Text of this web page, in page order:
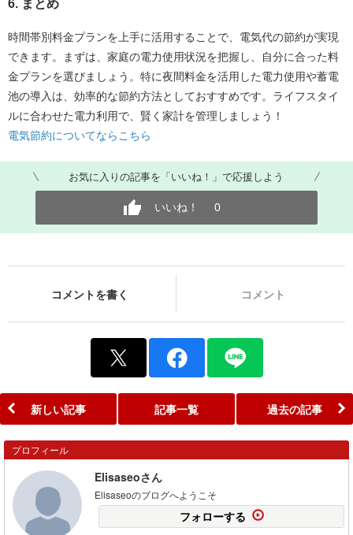
6. まとめ
時間帯別料金プランを上手に活用することで、電気代の節約が実現
できます。まずは、家庭の電力使用状況を把握し、自分に合った料
金プランを選びましょう。特に夜間料金を活用した電力使用や蓄電
池の導入は、効率的な節約方法としておすすめです。ライフスタイ
ルに合わせた電力利用で、賢く家計を管理しましょう！
電気節約についてならこちら
お気に入りの記事を「いいね！」で応援しよう
いいね！ 0
コメントを書く コメント
新しい記事 記事一覧 過去の記事
プロフィール
Elisaseoさん
Elisaseoのブログへようこそ
フォローする